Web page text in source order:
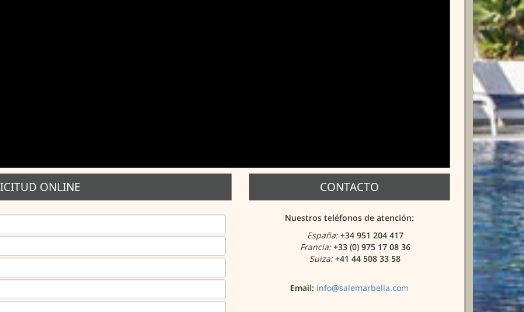
ONLINE CONTACTO
Nuestros teléfonos de atención:
España:+34 951 204 417
Francia:+33 (0) 975 17 08 36
Suiza:+41 44 508 33 58
Email: info@salemarbella.com